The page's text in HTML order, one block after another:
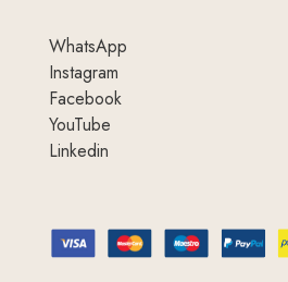
WhatsApp
Instagram
Facebook
YouTube
Linkedin